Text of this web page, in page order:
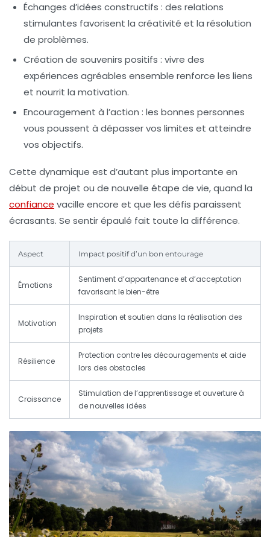
Échanges d’idées constructifs : des relations
stimulantes favorisent la créativité et la résolution
de problèmes.
Création de souvenirs positifs : vivre des
expériences agréables ensemble renforce les liens
et nourrit la motivation.
Encouragement à l’action : les bonnes personnes
vous poussent à dépasser vos limites et atteindre
vos objectifs.
Cette dynamique est d’autant plus importante en
début de projet ou de nouvelle étape de vie, quand la
confiance vacille encore et que les défis paraissent
écrasants. Se sentir épaulé fait toute la différence.
Aspect Impact positif d’un bon entourage
Émotions
Sentiment d’appartenance et d’acceptation
favorisant le bien-être
Motivation
Inspiration et soutien dans la réalisation des
projets
Résilience
Protection contre les découragements et aide
lors des obstacles
Croissance
Stimulation de l’apprentissage et ouverture à
de nouvelles idées